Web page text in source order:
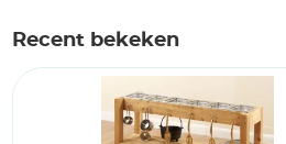
Recent bekeken